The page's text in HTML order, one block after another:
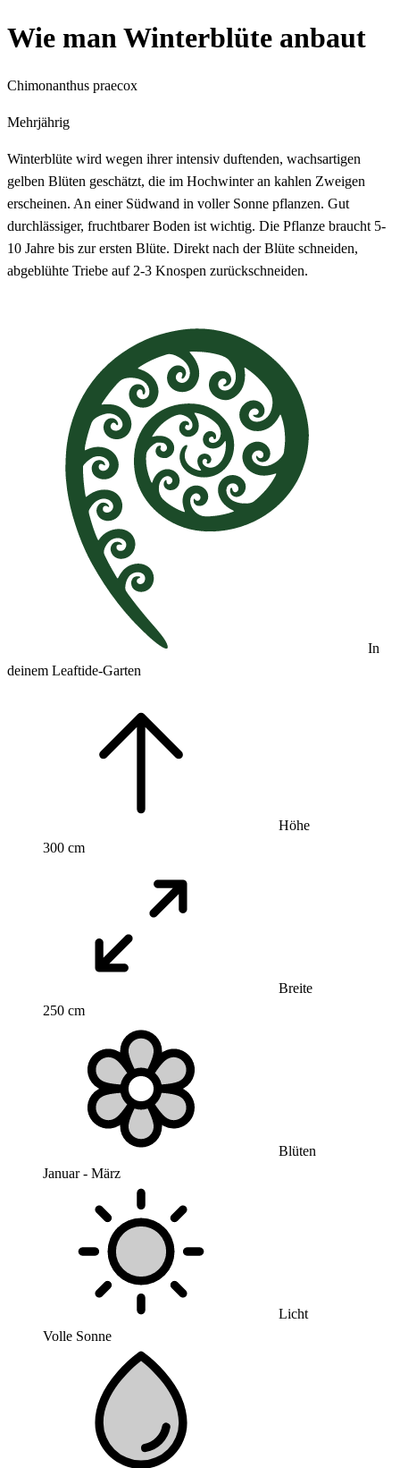
Wie man Winterblüte anbaut
Chimonanthus praecox
Mehrjährig
Winterblüte wird wegen ihrer intensiv duftenden, wachsartigen
gelben Blüten geschätzt, die im Hochwinter an kahlen Zweigen
erscheinen. An einer Südwand in voller Sonne pflanzen. Gut
durchlässiger, fruchtbarer Boden ist wichtig. Die Pflanze braucht 5-
10 Jahre bis zur ersten Blüte. Direkt nach der Blüte schneiden,
abgeblühte Triebe auf 2-3 Knospen zurückschneiden.
In
deinem Leaftide-Garten
Höhe
300 cm
Breite
250 cm
Blüten
Januar - März
Licht
Volle Sonne